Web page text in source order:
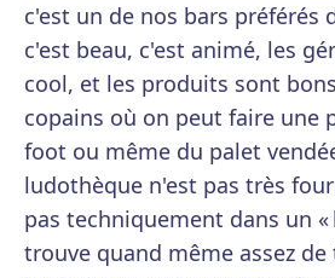
c'est un de nos bars préférés
c'est beau, c'est animé, les
cool, et les produits sont
copains où on peut faire une
foot ou même du palet
ludothèque n'est pas très
pas techniquement dans un «
trouve quand même assez